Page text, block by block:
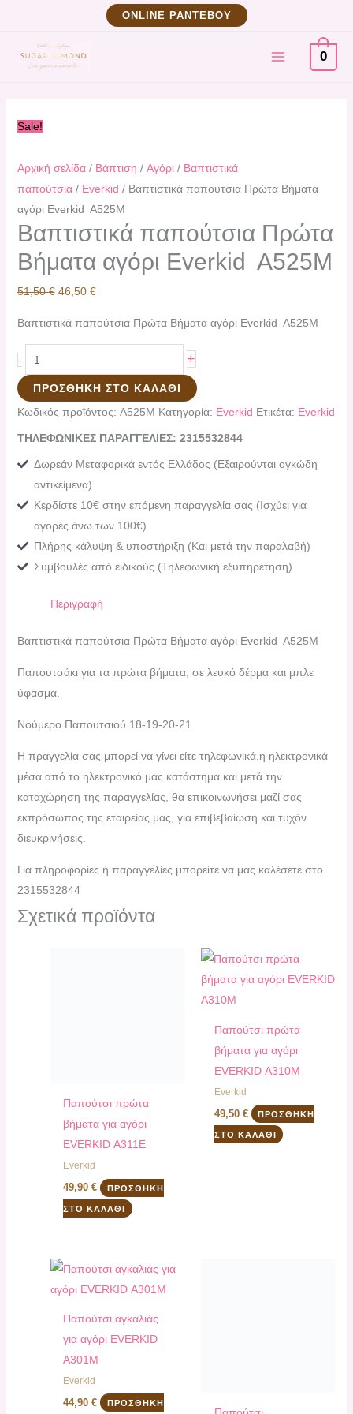
περιεχόμενο
ΟNLINE ΡΑΝΤΕΒΟΥ
MAIN
MENU
0
Sale!
Αρχική σελίδα/ Βάπτιση / Αγόρι/ Βαπτιστικά
παπούτσια/ Everkid / Βαπτιστικά παπούτσια Πρώτα Βήματα
αγόρι Εverkid A525Μ
Βαπτιστικά παπούτσια Πρώτα
Βήματα αγόρι Εverkid A525Μ
51,50€
was:
51,50 €.
46,50 €
τρέχουσα
Βαπτιστικά παπούτσια Πρώτα Βήματα αγόρι Εverkid A525Μ
-
Πρώτα
Βήματα
A525Μ
+
ΠΡΟΣΘΉΚΗ ΣΤΟ ΚΑΛΆΘΙ
Κωδικός προϊόντος: A525Μ Κατηγορία: Everkid Ετικέτα: Εverkid
ΤΗΛΕΦΩΝΙΚΕΣ ΠΑΡΑΓΓΕΛΙΕΣ: 2315532844
Δωρεάν Μεταφορικά εντός Ελλάδος (Εξαιρούνται ογκώδη
αντικείμενα)
Κερδίστε 10€ στην επόμενη παραγγελία σας (Ισχύει για
αγορές άνω των 100€)
Πλήρης κάλυψη & υποστήριξη (Και μετά την παραλαβή)
Συμβουλές από ειδικούς (Τηλεφωνική εξυπηρέτηση)
Περιγραφή
Βαπτιστικά παπούτσια Πρώτα Βήματα αγόρι Εverkid A525Μ
Παπουτσάκι για τα πρώτα βήματα, σε λευκό δέρμα και μπλε
ύφασμα.
Νούμερο Παπουτσιού 18-19-20-21
H πραγγελία σας μπορεί να γίνει είτε τηλεφωνικά,η ηλεκτρονικά
μέσα από το ηλεκτρονικό μας κατάστημα και μετά την
καταχώρηση της παραγγελίας, θα επικοινωνήσει μαζί σας
εκπρόσωπος της εταιρείας μας, για επιβεβαίωση και τυχόν
διευκρινήσεις.
Για πληροφορίες ή παραγγελίες μπορείτε να μας καλέσετε στο
2315532844
Σχετικά προϊόντα
Παπούτσι πρώτα
βήματα για αγόρι
EVERKID Α311Ε
Everkid
49,90€ ΠΡΟΣΘΉΚΗ
ΣΤΟ ΚΑΛΆΘΙ
Παπούτσι πρώτα
βήματα για αγόρι
EVERKID Α310Μ
Everkid
49,50 € ΠΡΟΣΘΉΚΗ
ΣΤΟ ΚΑΛΆΘΙ
Παπούτσι αγκαλιάς
για αγόρι EVERKID
Α301Μ
Everkid
44,90€ ΠΡΟΣΘΉΚΗ